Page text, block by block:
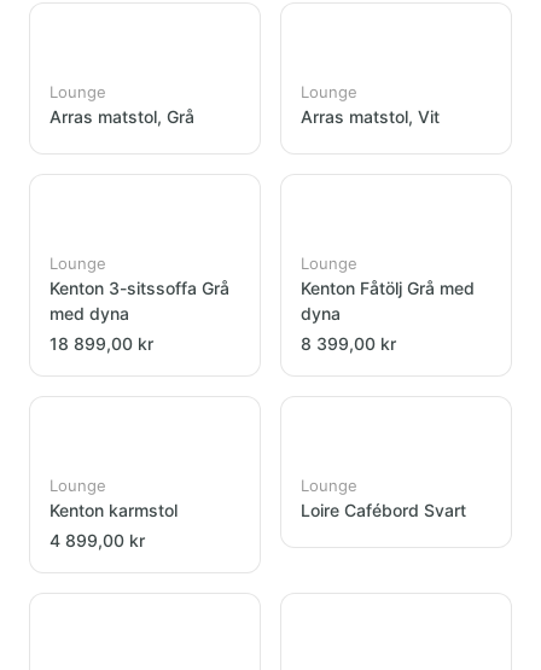
Lounge
Arras matstol, Grå
Lounge
Arras matstol, Vit
Lounge
Kenton 3-sitssoffa Grå
med dyna
18 899,00 kr
Lounge
Kenton Fåtölj Grå med
dyna
8 399,00 kr
Lounge
Kenton karmstol
4 899,00 kr
Lounge
Loire Cafébord Svart